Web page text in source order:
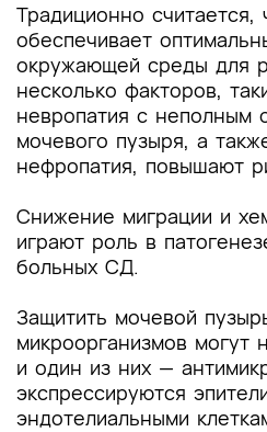
Традиционно считается,
обеспечивает
окружающей среды для
несколько факторов,
невропатия с неполным
мочевого пузыря, а
нефропатия, повышают
Снижение миграции и
играют роль в
больных СД.
Защитить мочевой
микроорганизмов могут
и один из них —
экспрессируются
эндотелиальными